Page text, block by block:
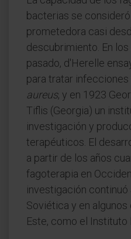
bacterias se
prometedora casi
descubrimiento. En
pasado, d'Herelle
para tratar infecciones
aureus, y en 1923
Tiflis (Georgia) un
investigación y
terapéuticos. El
a partir de los años
fagoterapia en
investigación continuó
Soviética y en algunos
Este, como el Instituto